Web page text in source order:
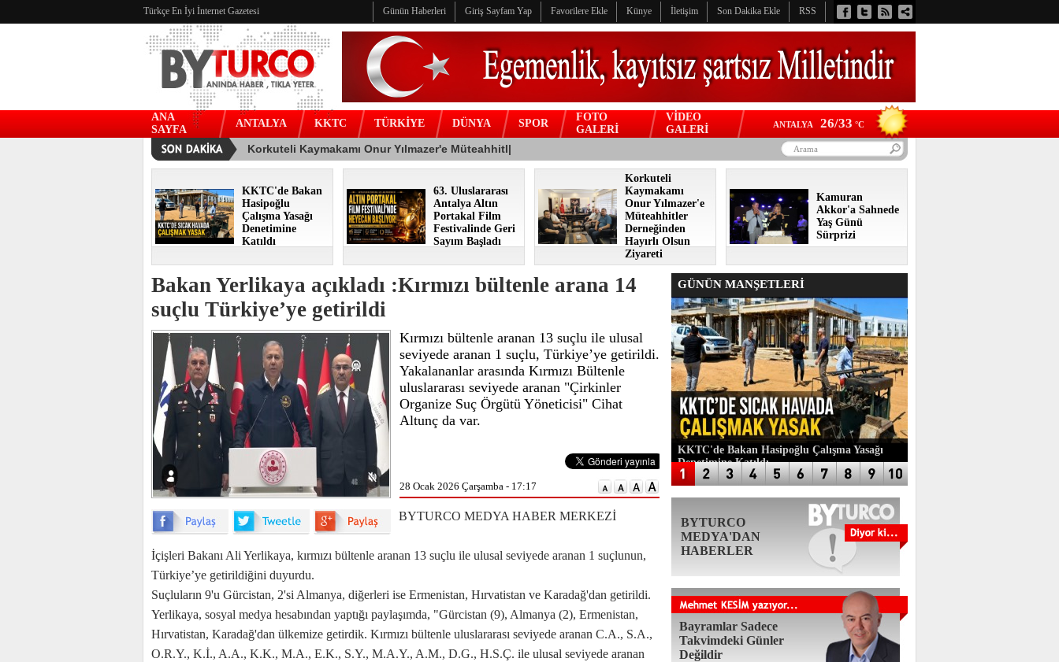
Türkçe En İyi İnternet Gazetesi Günün Haberleri Giriş Sayfam Yap Favorilere Ekle Künye İletişim Son Dakika Ekle RSS
ANA
SAYFA
ANTALYA KKTC TÜRKİYE DÜNYA SPOR
FOTO
GALERİ
VİDEO
GALERİ
ANTALYA 26/33 °C
KKTC'de Bakan
Hasipoğlu
Çalışma Yasağı
Denetimine
Katıldı
63. Uluslararası
Antalya Altın
Portakal Film
Festivalinde Geri
Sayım Başladı
Korkuteli
Kaymakamı
Onur Yılmazer'e
Müteahhitler
Derneğinden
Hayırlı Olsun
Ziyareti
Kamuran
Akkor'a Sahnede
Yaş Günü
Sürprizi
Bakan Yerlikaya açıkladı :Kırmızı bültenle arana 14
suçlu Türkiye’ye getirildi
Kırmızı bültenle aranan 13 suçlu ile ulusal
seviyede aranan 1 suçlu, Türkiye’ye getirildi.
Yakalananlar arasında Kırmızı Bültenle
uluslararası seviyede aranan "Çirkinler
Organize Suç Örgütü Yöneticisi" Cihat
Altunç da var.
28 Ocak 2026 Çarşamba - 17:17
BYTURCO MEDYA HABER MERKEZİ
İçişleri Bakanı Ali Yerlikaya, kırmızı bültenle aranan 13 suçlu ile ulusal seviyede aranan 1 suçlunun,
Türkiye’ye getirildiğini duyurdu.
Suçluların 9'u Gürcistan, 2'si Almanya, diğerleri ise Ermenistan, Hırvatistan ve Karadağ'dan getirildi.
Yerlikaya, sosyal medya hesabından yaptığı paylaşımda, "Gürcistan (9), Almanya (2), Ermenistan,
Hırvatistan, Karadağ'dan ülkemize getirdik. Kırmızı bültenle uluslararası seviyede aranan C.A., S.A.,
O.R.Y., K.İ., A.A., K.K., M.A., E.K., S.Y., M.A.Y., A.M., D.G., H.S.Ç. ile ulusal seviyede aranan
GÜNÜN MANŞETLERİ
KKTC'de Bakan Hasipoğlu Çalışma Yasağı
Denetimine Katıldı
BYTURCO
MEDYA'DAN
HABERLER
Bayramlar Sadece
Takvimdeki Günler
Değildir